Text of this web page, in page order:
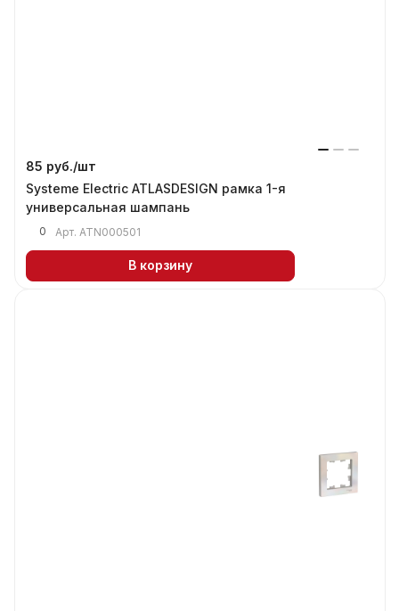
85 руб./шт
Systeme Electric ATLASDESIGN рамка 1-я
универсальная шампань
0 Арт. ATN000501
В корзину